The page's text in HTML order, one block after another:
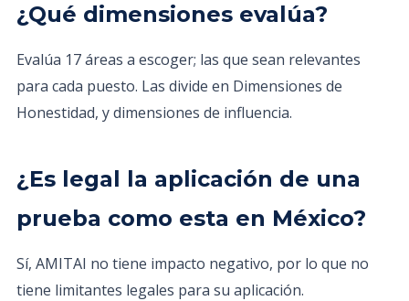
¿Qué dimensiones evalúa?
Evalúa 17 áreas a escoger; las que sean relevantes
para cada puesto. Las divide en Dimensiones de
Honestidad, y dimensiones de influencia.
¿Es legal la aplicación de una
prueba como esta en México?
Sí, AMITAI no tiene impacto negativo, por lo que no
tiene limitantes legales para su aplicación.